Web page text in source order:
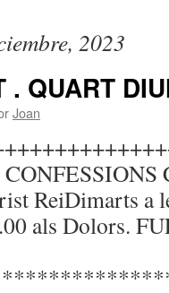
2023
. QUART
Joan
ReiDimarts a
als Dolors.